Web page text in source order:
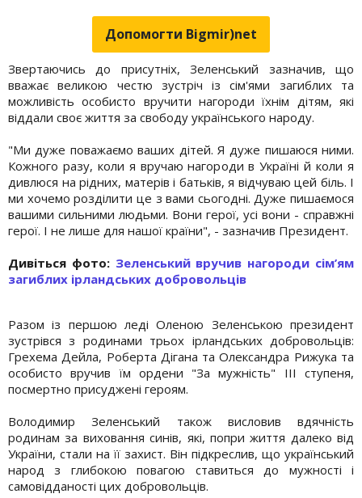
Допомогти Bigmir)net
Звертаючись до присутніх, Зеленський зазначив, що
вважає великою честю зустріч із сім'ями загиблих та
можливість особисто вручити нагороди їхнім дітям, які
віддали своє життя за свободу українського народу.
"Ми дуже поважаємо ваших дітей. Я дуже пишаюся ними.
Кожного разу, коли я вручаю нагороди в Україні й коли я
дивлюся на рідних, матерів і батьків, я відчуваю цей біль. І
ми хочемо розділити це з вами сьогодні. Дуже пишаємося
вашими сильними людьми. Вони герої, усі вони - справжні
герої. І не лише для нашої країни", - зазначив Президент.
Дивіться фото: Зеленський вручив нагороди сім’ям
загиблих ірландських добровольців
Разом із першою леді Оленою Зеленською президент
зустрівся з родинами трьох ірландських добровольців:
Грехема Дейла, Роберта Дігана та Олександра Рижука та
особисто вручив їм ордени "За мужність" ІІІ ступеня,
посмертно присуджені героям.
Володимир Зеленський також висловив вдячність
родинам за виховання синів, які, попри життя далеко від
України, стали на її захист. Він підкреслив, що український
народ з глибокою повагою ставиться до мужності і
самовідданості цих добровольців.